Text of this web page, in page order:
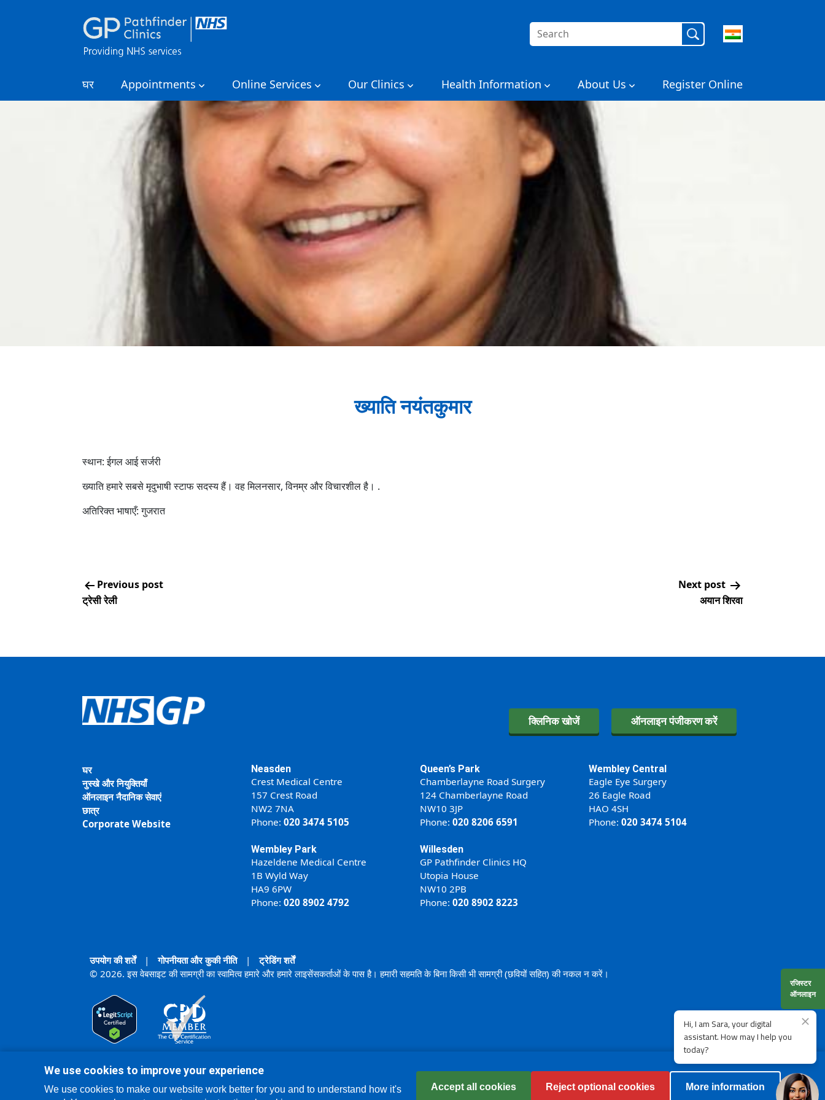
निम्न
को
घर Appointments Online Services Our Clinics Health Information About Us Register Online
ख्याति नयंतकुमार
स्थान: ईगल आई सर्जरी
ख्याति हमारे सबसे मृदुभाषी स्टाफ सदस्य हैं। वह मिलनसार, विनम्र और विचारशील है। .
अतिरिक्त भाषाएँ: गुजरात
Previous post
ट्रेसी रेली
Next post
अयान शिरवा
क्लिनिक खोजें ऑनलाइन पंजीकरण करें
घर
नुस्खे और नियुक्तियाँ
ऑनलाइन नैदानिक सेवाएं
छात्र
Corporate Website
Neasden
Crest Medical Centre
157 Crest Road
NW2 7NA
Phone: 020 3474 5105
Queen’s Park
Chamberlayne Road Surgery
124 Chamberlayne Road
NW10 3JP
Phone: 020 8206 6591
Wembley Central
Eagle Eye Surgery
26 Eagle Road
HAO 4SH
Phone: 020 3474 5104
Wembley Park
Hazeldene Medical Centre
1B Wyld Way
HA9 6PW
Phone: 020 8902 4792
Willesden
GP Pathfinder Clinics HQ
Utopia House
NW10 2PB
Phone: 020 8902 8223
उपयोग की शर्तें | गोपनीयता और कुकी नीति |
ट्रेडिंग शर्तें
© 2026. इस वेबसाइट की सामग्री का स्वामित्व हमारे और हमारे लाइसेंसकर्ताओं के पास है। हमारी सहमति के बिना किसी भी सामग्री (छवियों सहित) की नकल न करें।
रजिस्टर
ऑनलाइन
We use cookies to improve your experience
We use cookies to make our website work better for you and to understand how it's
Accept all cookies Reject optional cookies More information